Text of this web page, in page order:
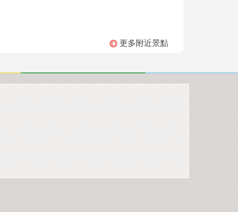
更多附近景點